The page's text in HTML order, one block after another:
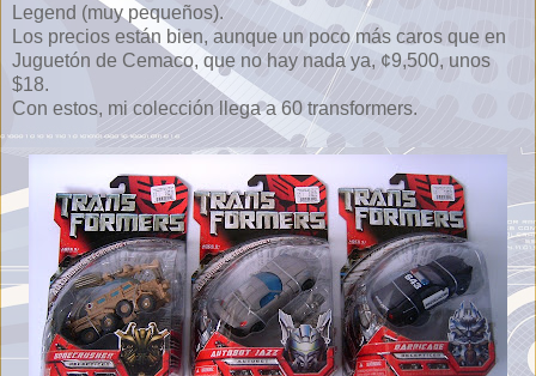
Legend (muy pequeños).
Los precios están bien, aunque un poco más caros que en
Juguetón de Cemaco, que no hay nada ya, ¢9,500, unos
$18.
Con estos, mi colección llega a 60 transformers.